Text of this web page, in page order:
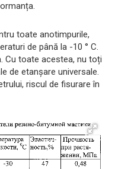
toate anotimpurile,
de până la -10 ° C.
Cu toate acestea, nu toți
de etanșare universale.
riscul de fisurare în